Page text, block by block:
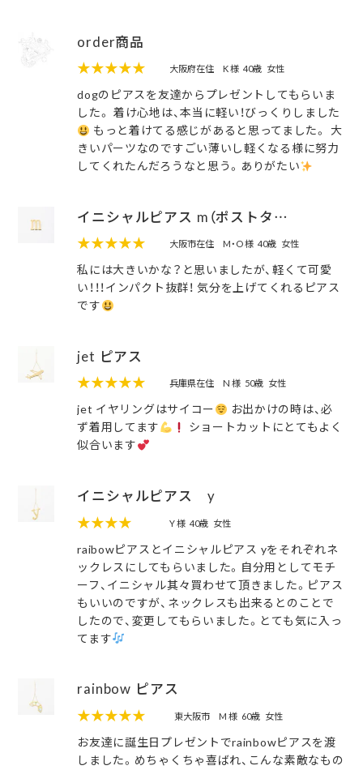
order商品
★★★★★
大阪府在住 K 様 40歳 女性
dogのピアスを友達からプレゼントしてもらいま
した。 着け心地は、本当に軽い！びっくりしました
もっと着けてる感じがあると思ってました。 大
きいパーツなのですごい薄いし軽くなる様に努力
してくれたんだろうなと思う。ありがたい
イニシャルピアス m（ポストタ…
★★★★★
大阪市在住 M・O 様 40歳 女性
私には大きいかな？と思いましたが、軽くて可愛
い！！！インパクト抜群！ 気分を上げてくれるピアス
です
jet ピアス
★★★★★
兵庫県在住 N 様 50歳 女性
jet イヤリングはサイコー
お出かけの時は、必
ず着用してます
ショートカットにとてもよく
似合います
イニシャルピアス y
★★★★
Y 様 40歳 女性
raibowピアスとイニシャルピアス yをそれぞれネ
ックレスにしてもらいました。自分用としてモチ
ーフ、イニシャル其々買わせて頂きました。ピアス
もいいのですが、ネックレスも出来るとのことで
したので、変更してもらいました。とても気に入っ
てます
rainbow ピアス
★★★★★
東大阪市 M 様 60歳 女性
お友達に誕生日プレゼントでrainbowピアスを渡
しました。めちゃくちゃ喜ばれ、こんな素敵なもの